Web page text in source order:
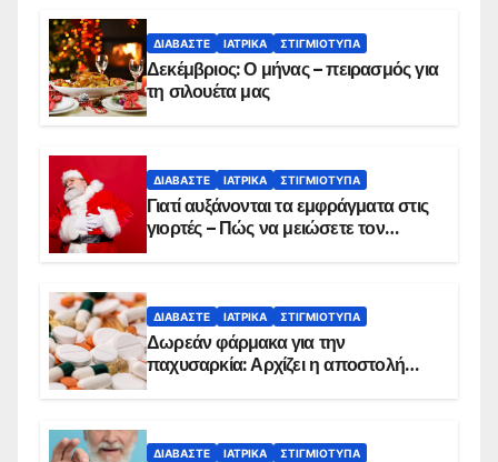
ΔΙΑΒΆΣΤΕ ΙΑΤΡΙΚΆ ΣΤΙΓΜΙΌΤΥΠΑ
Δεκέμβριος: Ο μήνας – πειρασμός για
τη σιλουέτα μας
ΔΙΑΒΆΣΤΕ ΙΑΤΡΙΚΆ ΣΤΙΓΜΙΌΤΥΠΑ
Γιατί αυξάνονται τα εμφράγματα στις
γιορτές – Πώς να μειώσετε τον
ΔΙΑΒΆΣΤΕ ΙΑΤΡΙΚΆ ΣΤΙΓΜΙΌΤΥΠΑ
Δωρεάν φάρμακα για την
παχυσαρκία: Αρχίζει η αποστολή
ΔΙΑΒΆΣΤΕ ΙΑΤΡΙΚΆ ΣΤΙΓΜΙΌΤΥΠΑ